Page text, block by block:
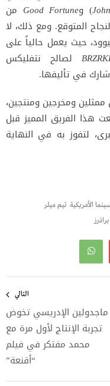
) وGood Fortune من
المتوقع. ومع ذلك، لا
حيث يعمل حالياً على
لصالح نتفليكس
في تأليفها.
ممثلين ومخرجين ومنتجين،
هذا الفريق المميز قبل
لتفوز به في النهاية
الأمريكية تيم ميلر
التالي
ماجدولين الإدريسي تخوض
تجربة الإنتاج لأول مرة مع
محمد مفتكر في فيلم
“أقنعة”